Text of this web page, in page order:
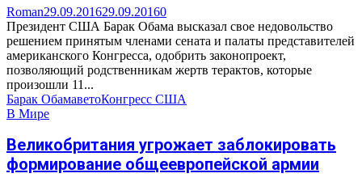
Roman29.09.201629.09.20160
Президент США Барак Обама высказал свое недовольство
решением принятым членами сената и палаты представителей
американского Конгресса, одобрить законопроект,
позволяющий родственникам жертв терактов, которые
произошли 11...
Барак ОбамаветоКонгресс США
В Мире
Великобритания угрожает заблокировать
формирование общеевропейской армии